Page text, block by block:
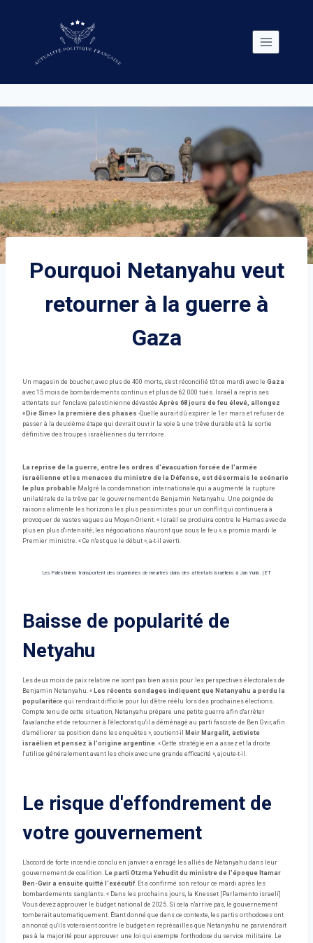
Pourquoi Netanyahu veut
retourner à la guerre à
Gaza
Un magasin de boucher, avec plus de 400 morts, s'est réconcilié tôt ce mardi avec le Gaza
avec 15 mois de bombardements continus et plus de 62 000 tués. Israël a repris ses
attentats sur l'enclave palestinienne dévastée Après 68 jours de feu élevé, allongez
«Die Sine» la première des phases -Quelle aurait dû expirer le 1er mars et refuser de
passer à la deuxième étape qui devrait ouvrir la voie à une trêve durable et à la sortie
définitive des troupes israéliennes du territoire.
La reprise de la guerre, entre les ordres d'évacuation forcée de l'armée
israélienne et les menaces du ministre de la Défense, est désormais le scénario
le plus probable Malgré la condamnation internationale qui a augmenté la rupture
unilatérale de la trêve par le gouvernement de Benjamin Netanyahu. Une poignée de
raisons alimente les horizons les plus pessimistes pour un conflit qui continuera à
provoquer de vastes vagues au Moyen-Orient. « Israël se produira contre le Hamas avec de
plus en plus d'intensité; les négociations n'auront que sous le feu », a promis mardi le
Premier ministre. « Ce n'est que le début », a-t-il averti.
Les Palestiniens transportent des organismes de meurtres dans des attentats israéliens à Jan Yunis.| ET
Baisse de popularité de
Netyahu
Les deux mois de paix relative ne sont pas bien assis pour les perspectives électorales de
Benjamin Netanyahu. « Les récents sondages indiquent que Netanyahu a perdu la
popularitéce qui rendrait difficile pour lui d'être réélu lors des prochaines élections.
Compte tenu de cette situation, Netanyahu prépare une petite guerre afin d'arrêter
l'avalanche et de retourner à l'électorat qu'il a déménagé au parti fasciste de Ben Gvir, afin
d'améliorer sa position dans les enquêtes », soutient-il
Meir Margalit, activiste
israélien et pensez à l'origine argentine. « Cette stratégie en a assez et la droite
l'utilise généralement avant les choix avec une grande efficacité », ajoute-t-il.
Le risque d'effondrement de
votre gouvernement
L'accord de forte incendie conclu en janvier a enragé les alliés de Netanyahu dans leur
gouvernement de coalition. Le parti Otzma Yehudit du ministre de l'époque Itamar
Ben-Gvir a ensuite quitté l'exécutif. Et a confirmé son retour ce mardi après les
bombardements sanglants. « Dans les prochains jours, la Knesset [Parlamento israelí]
Vous devez approuver le budget national de 2025. Si cela n'arrive pas, le gouvernement
tomberait automatiquement. Étant donné que dans ce contexte, les partis orthodoxes ont
annoncé qu'ils voteraient contre le budget en représailles que Netanyahu ne parviendrait
pas à la majorité pour approuver une loi qui exempte l'orthodoxe du service militaire. Le